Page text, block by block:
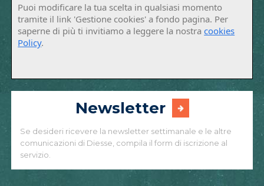
Puoi modificare la tua scelta in qualsiasi momento
tramite il link 'Gestione cookies' a fondo pagina. Per
saperne di più ti invitiamo a leggere la nostracookies
Policy.
Newsletter
Se desideri ricevere la newsletter settimanale e le altre
comunicazioni di Diesse, compila il form di iscrizione al
servizio.